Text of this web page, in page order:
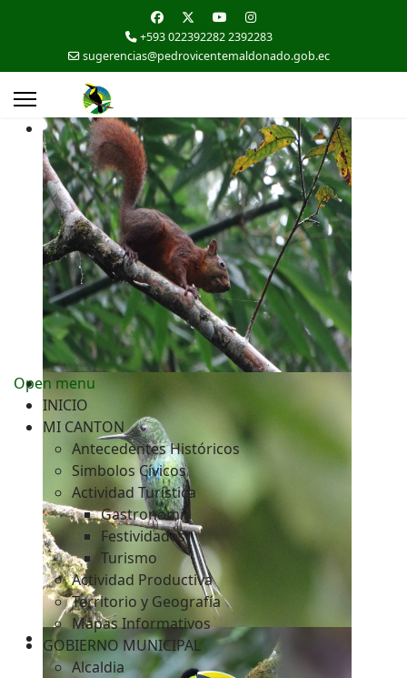
+593 022392282 2392283
sugerencias@pedrovicentemaldonado.gob.ec
Open menu
INICIO
MI CANTON
Antecedentes Históricos
Simbolos Cívicos
Actividad Turística
Gastronomía
Festividades
Turismo
Actividad Productiva
Territorio y Geografía
Mapas Informativos
GOBIERNO MUNICIPAL
Alcaldia